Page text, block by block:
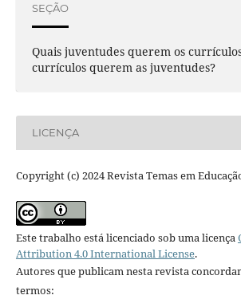
SEÇÃO
Quais juventudes querem os
currículos querem as juventudes?
LICENÇA
Copyright (c) 2024 Revista Temas em
Este trabalho está licenciado sob uma licença
Attribution 4.0 International License.
Autores que publicam nesta revista
termos: